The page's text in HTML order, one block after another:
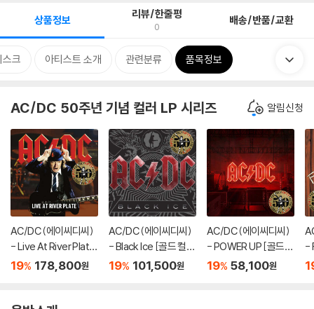
상품정보 리뷰/한줄평
0 배송/반품/교환
스크 아티스트 소개 관련분류 품목정보
AC/DC 50주년 기념 컬러 LP 시리즈 알림신청
AC/DC (에이씨디씨)
- Live At River Plate
[골드 컬러 3LP]
19% 178,800원
AC/DC (에이씨디씨)
- Black Ice [골드 컬러
2LP]
19% 101,500원
AC/DC (에이씨디씨)
- POWER UP [골드
컬러 LP]
19% 58,100원
-